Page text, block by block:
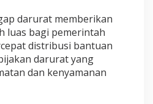
darurat memberikan
luas bagi pemerintah
distribusi bantuan
darurat yang
dan kenyamanan